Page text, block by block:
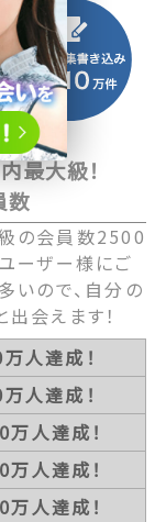
最大級！
数
の会員数2500
ーザー様にご
いので、自分の
会えます！
人達成！
人達成！
人達成！
人達成！
人達成！